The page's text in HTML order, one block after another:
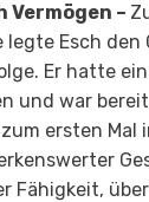
Vermögen –
legte Esch
Er hatte
und war
ersten Mal
Fähigkeit,